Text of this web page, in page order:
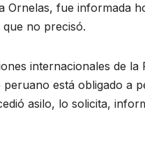
Ornelas, fue informada
no precisó.
internacionales de la
está obligado a
asilo, lo solicita,